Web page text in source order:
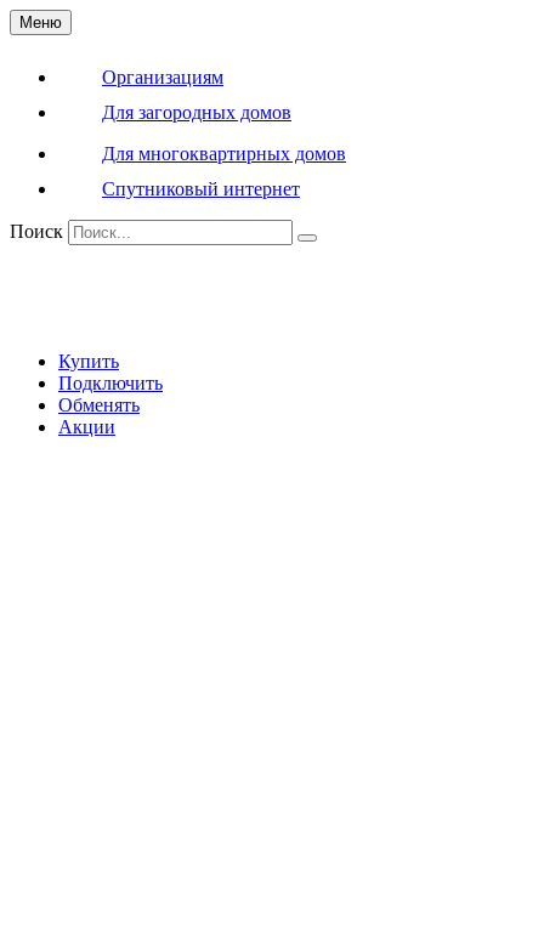
Меню
Организациям
Для загородных домов
Для многоквартирных домов
Спутниковый интернет
Поиск
Купить
Подключить
Обменять
Акции